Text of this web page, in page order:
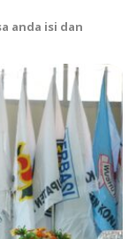
anda isi dan